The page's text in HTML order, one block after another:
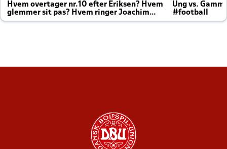
Hvem overtager nr.10 efter Eriksen? Hvem
glemmer sit pas? Hvem ringer Joachim
altid til efter kampe?
Ung vs.
#football